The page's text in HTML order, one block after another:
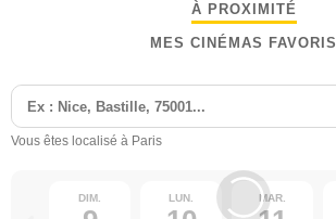
À PROXIMITÉ
MES CINÉMAS FAVORIS
Vous êtes localisé à Paris
DIM. LUN. MAR.